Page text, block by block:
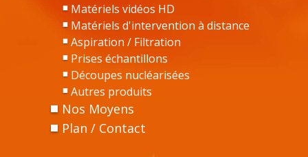
Matériels vidéos HD
Matériels d'intervention à distance
Aspiration / Filtration
Prises échantillons
Découpes nucléarisées
Autres produits
Nos Moyens
Plan / Contact